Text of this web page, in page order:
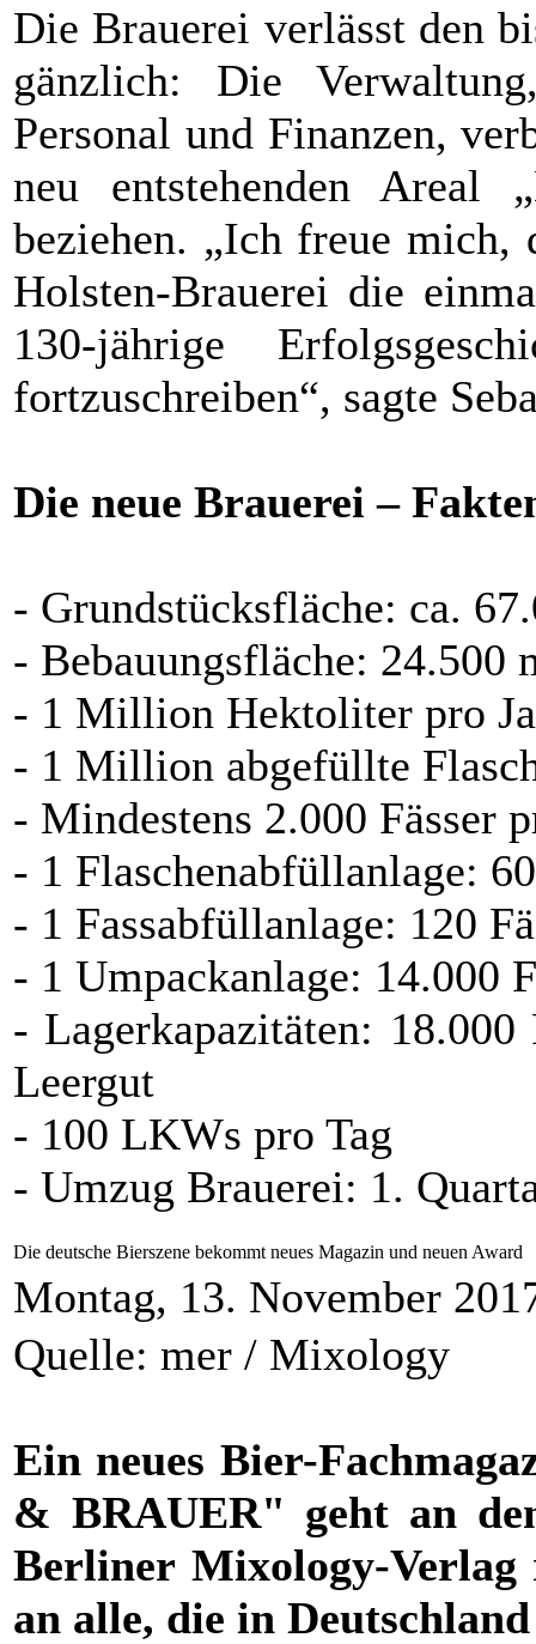
Die Brauerei verlässt den
gänzlich: Die
Personal und Finanzen,
neu entstehenden Areal
beziehen. „Ich freue mich,
Holsten-Brauerei die
130-jährige
fortzuschreiben“, sagte
Die neue Brauerei –
- Grundstücksfläche: ca.
- Bebauungsfläche: 24.500
- 1 Million Hektoliter pro
- 1 Million abgefüllte
- Mindestens 2.000 Fässer
- 1 Flaschenabfüllanlage:
- 1 Fassabfüllanlage: 120
- 1 Umpackanlage: 14.000
- Lagerkapazitäten:
Leergut
- 100 LKWs pro Tag
- Umzug Brauerei: 1.
Die deutsche Bierszene bekommt neues Magazin und neuen Award
Montag, 13. November
Quelle: mer / Mixology
Ein neues Bier-
& BRAUER" geht an
Berliner Mixology-
an alle, die in